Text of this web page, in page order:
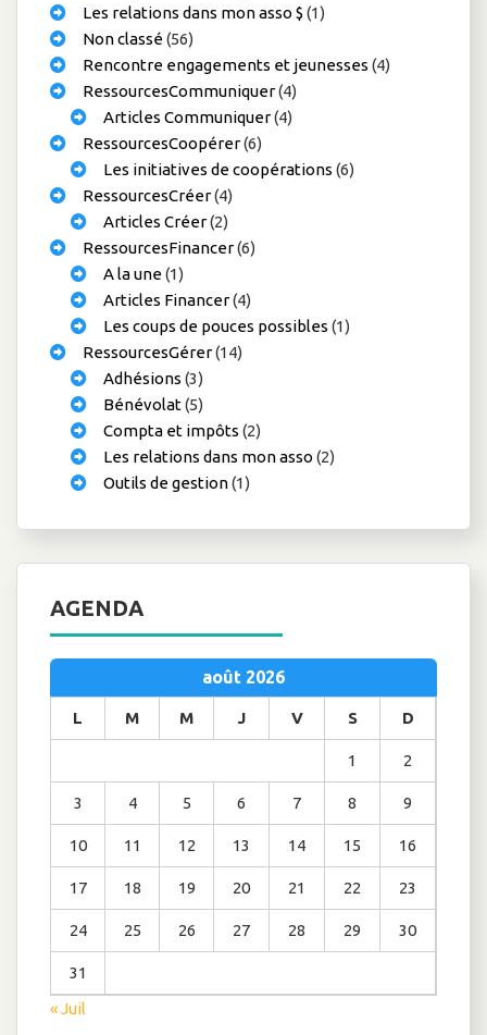
Les relations dans mon asso $ (1)
Non classé(56)
Rencontre engagements et jeunesses (4)
RessourcesCommuniquer(4)
Articles Communiquer(4)
RessourcesCoopérer(6)
Les initiatives de coopérations (6)
RessourcesCréer(4)
Articles Créer(2)
RessourcesFinancer(6)
A la une(1)
Articles Financer(4)
Les coups de pouces possibles (1)
RessourcesGérer(14)
Adhésions (3)
Bénévolat(5)
Compta et impôts (2)
Les relations dans mon asso (2)
Outils de gestion(1)
AGENDA
août 2026
L M M J V S D
1 2
3 4 5 6 7 8 9
10 11 12 13 14 15 16
17 18 19 20 21 22 23
24 25 26 27 28 29 30
31
« Juil